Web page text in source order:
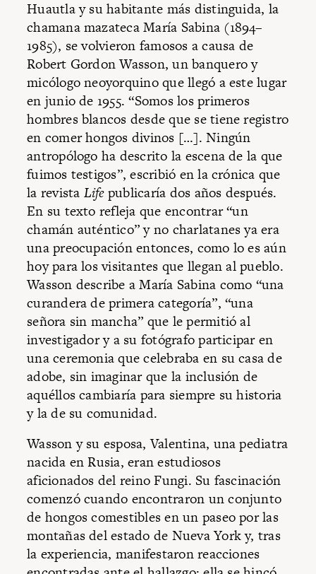
Huautla y su habitante más distinguida, la
chamana mazateca María Sabina (1894–
1985), se volvieron famosos a causa de
Robert Gordon Wasson, un banquero y
micólogo neoyorquino que llegó a este lugar
en junio de 1955. “Somos los primeros
hombres blancos desde que se tiene registro
en comer hongos divinos […]. Ningún
antropólogo ha descrito la escena de la que
fuimos testigos”, escribió en la crónica que
la revista Lifepublicaría dos años después.
En su texto refleja que encontrar “un
chamán auténtico” y no charlatanes ya era
una preocupación entonces, como lo es aún
hoy para los visitantes que llegan al pueblo.
Wasson describe a María Sabina como “una
curandera de primera categoría”, “una
señora sin mancha” que le permitió al
investigador y a su fotógrafo participar en
una ceremonia que celebraba en su casa de
adobe, sin imaginar que la inclusión de
aquéllos cambiaría para siempre su historia
y la de su comunidad.
Wasson y su esposa, Valentina, una pediatra
nacida en Rusia, eran estudiosos
aficionados del reino Fungi. Su fascinación
comenzó cuando encontraron un conjunto
de hongos comestibles en un paseo por las
montañas del estado de Nueva York y, tras
la experiencia, manifestaron reacciones